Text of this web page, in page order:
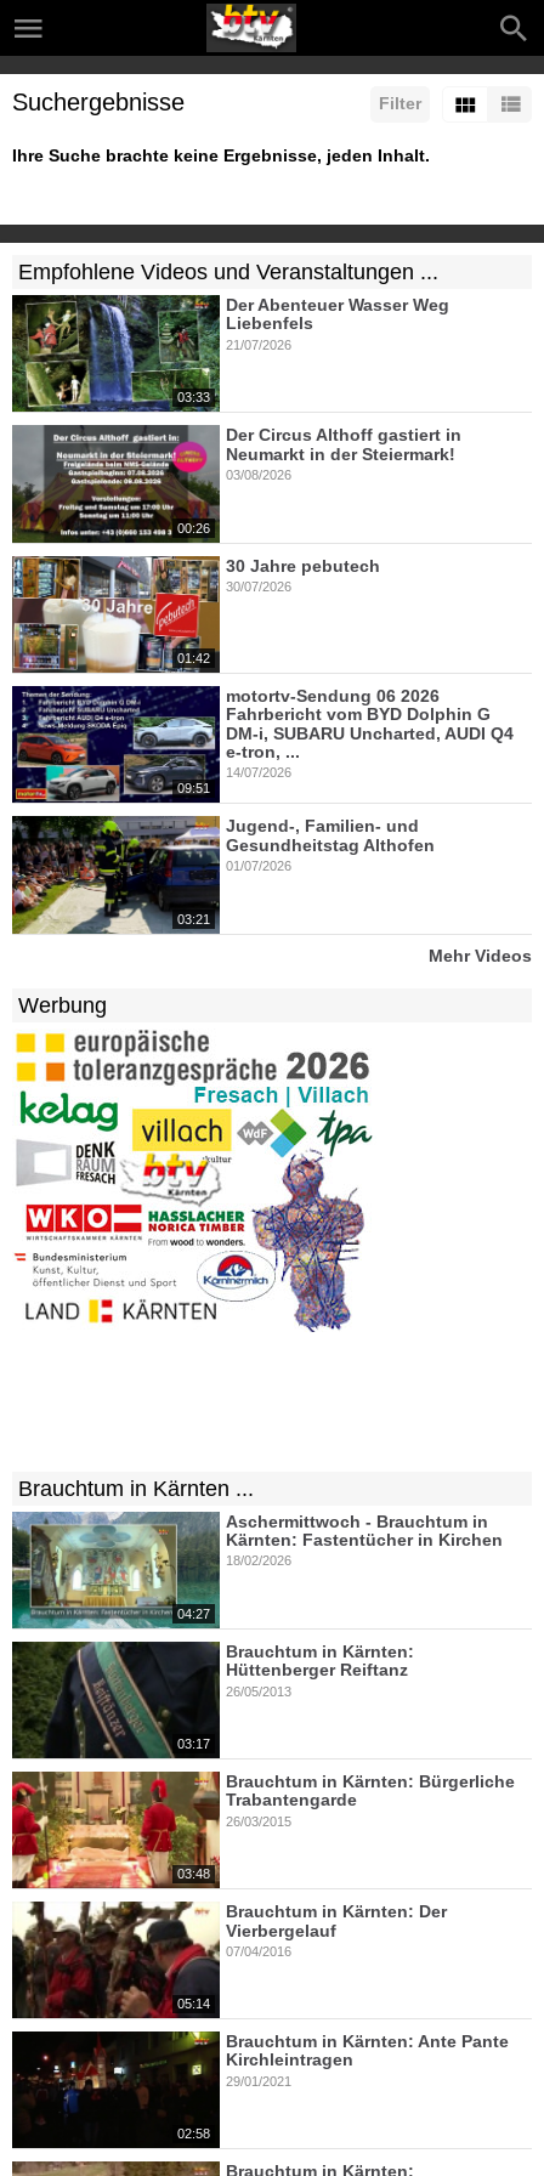
Filter
Suchergebnisse
Ihre Suche brachte keine Ergebnisse, jeden Inhalt.
Empfohlene Videos und Veranstaltungen ...
03:33
Der Abenteuer Wasser Weg
Liebenfels
21/07/2026
00:26
Der Circus Althoff gastiert in
Neumarkt in der Steiermark!
03/08/2026
01:42
30 Jahre pebutech
30/07/2026
09:51
motortv-Sendung 06 2026
Fahrbericht vom BYD Dolphin G
DM-i, SUBARU Uncharted, AUDI Q4
e-tron, ...
14/07/2026
03:21
Jugend-, Familien- und
Gesundheitstag Althofen
01/07/2026
Mehr Videos
Werbung
Brauchtum in Kärnten ...
04:27
Aschermittwoch - Brauchtum in
Kärnten: Fastentücher in Kirchen
18/02/2026
03:17
Brauchtum in Kärnten:
Hüttenberger Reiftanz
26/05/2013
03:48
Brauchtum in Kärnten: Bürgerliche
Trabantengarde
26/03/2015
05:14
Brauchtum in Kärnten: Der
Vierbergelauf
07/04/2016
02:58
Brauchtum in Kärnten: Ante Pante
Kirchleintragen
29/01/2021
Brauchtum in Kärnten: